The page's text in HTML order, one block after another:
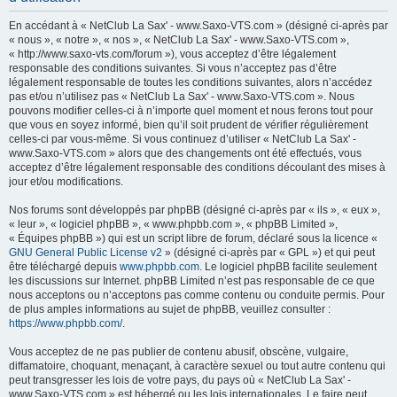
h
En accédant à « NetClub La Sax' - www.Saxo-VTS.com » (désigné ci-après par
« nous », « notre », « nos », « NetClub La Sax' - www.Saxo-VTS.com »,
« http://www.saxo-vts.com/forum »), vous acceptez d’être légalement
responsable des conditions suivantes. Si vous n’acceptez pas d’être
légalement responsable de toutes les conditions suivantes, alors n’accédez
pas et/ou n’utilisez pas « NetClub La Sax' - www.Saxo-VTS.com ». Nous
pouvons modifier celles-ci à n’importe quel moment et nous ferons tout pour
que vous en soyez informé, bien qu’il soit prudent de vérifier régulièrement
celles-ci par vous-même. Si vous continuez d’utiliser « NetClub La Sax' -
www.Saxo-VTS.com » alors que des changements ont été effectués, vous
acceptez d’être légalement responsable des conditions découlant des mises à
jour et/ou modifications.
Nos forums sont développés par phpBB (désigné ci-après par « ils », « eux »,
« leur », « logiciel phpBB », « www.phpbb.com », « phpBB Limited »,
« Équipes phpBB ») qui est un script libre de forum, déclaré sous la licence «
GNU General Public License v2 » (désigné ci-après par « GPL ») et qui peut
être téléchargé depuis www.phpbb.com. Le logiciel phpBB facilite seulement
les discussions sur Internet. phpBB Limited n’est pas responsable de ce que
nous acceptons ou n’acceptons pas comme contenu ou conduite permis. Pour
de plus amples informations au sujet de phpBB, veuillez consulter :
https://www.phpbb.com/.
Vous acceptez de ne pas publier de contenu abusif, obscène, vulgaire,
diffamatoire, choquant, menaçant, à caractère sexuel ou tout autre contenu qui
peut transgresser les lois de votre pays, du pays où « NetClub La Sax' -
www.Saxo-VTS.com » est hébergé ou les lois internationales. Le faire peut